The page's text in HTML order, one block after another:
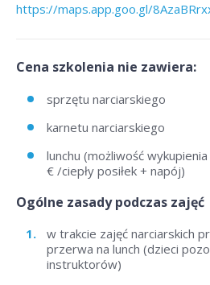
https://maps.app.goo.gl/
Cena szkolenia nie zawiera:
sprzętu narciarskiego
karnetu narciarskiego
lunchu (możliwość
€ /ciepły posiłek + napój)
Ogólne zasady podczas zajęć
w trakcie zajęć narciarskich
przerwa na lunch (dzieci
instruktorów)